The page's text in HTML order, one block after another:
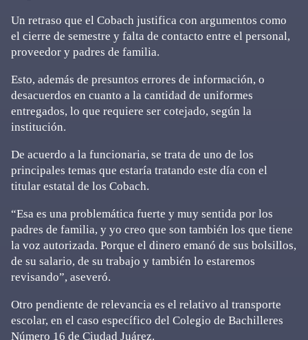
Un retraso que el Cobach justifica con argumentos como
el cierre de semestre y falta de contacto entre el personal,
proveedor y padres de familia.
Esto, además de presuntos errores de información, o
desacuerdos en cuanto a la cantidad de uniformes
entregados, lo que requiere ser cotejado, según la
institución.
De acuerdo a la funcionaria, se trata de uno de los
principales temas que estaría tratando este día con el
titular estatal de los Cobach.
“Esa es una problemática fuerte y muy sentida por los
padres de familia, y yo creo que son también los que tiene
la voz autorizada. Porque el dinero emanó de sus bolsillos,
de su salario, de su trabajo y también lo estaremos
revisando”, aseveró.
Otro pendiente de relevancia es el relativo al transporte
escolar, en el caso específico del Colegio de Bachilleres
Número 16 de Ciudad Juárez.